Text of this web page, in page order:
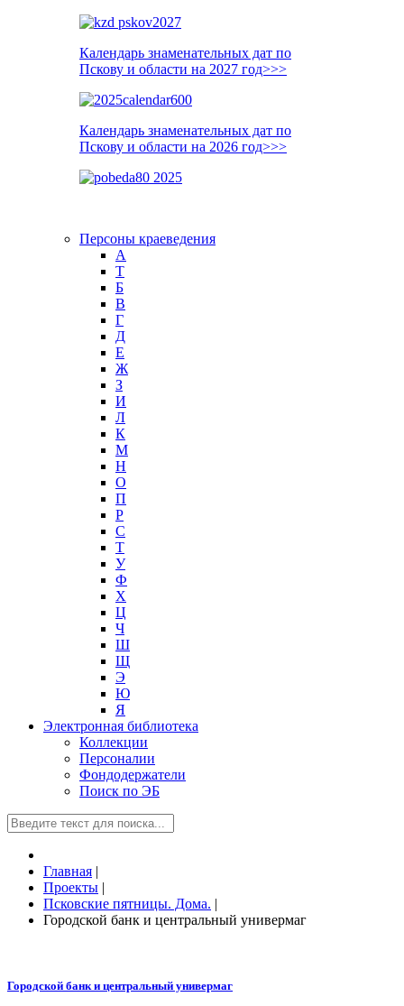
Календарь знаменательных дат по
Пскову и области на 2027 год>>>
Календарь знаменательных дат по
Пскову и области на 2026 год>>>
Персоны краеведения
А
T
Б
В
Г
Д
Е
Ж
З
И
Л
К
М
Н
О
П
Р
С
Т
У
Ф
Х
Ц
Ч
Ш
Щ
Э
Ю
Я
Электронная библиотека
Коллекции
Персоналии
Фондодержатели
Поиск по ЭБ
Главная |
Проекты |
Псковские пятницы. Дома. |
Городской банк и центральный универмаг
Городской банк и центральный универмаг